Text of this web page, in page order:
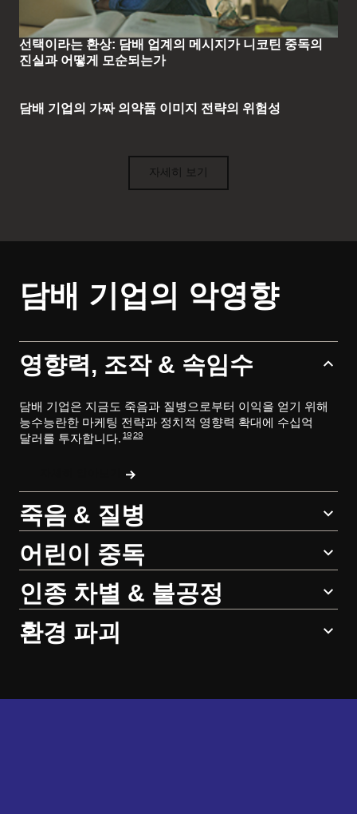
선택이라는 환상: 담배 업계의 메시지가 니코틴 중독의
진실과 어떻게 모순되는가
담배 기업의 가짜 의약품 이미지 전략의 위험성
자세히 보기
담배 기업의 악영향
영향력, 조작 & 속임수
담배 기업은 지금도 죽음과 질병으로부터 이익을 얻기 위해
능수능란한 마케팅 전략과 정치적 영향력 확대에 수십억
달러를 투자합니다. 1929
죽음 & 질병
어린이 중독
인종 차별 & 불공정
환경 파괴